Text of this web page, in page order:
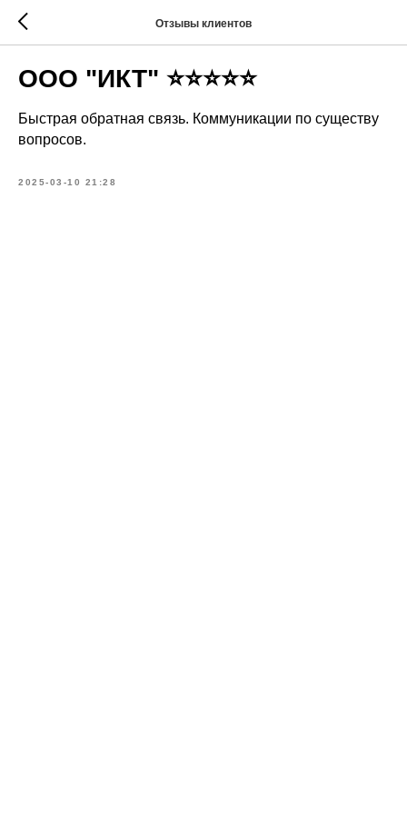
Отзывы клиентов
ООО "ИКТ" ⭐⭐⭐⭐⭐
Быстрая обратная связь. Коммуникации по существу
вопросов.
2025-03-10 21:28